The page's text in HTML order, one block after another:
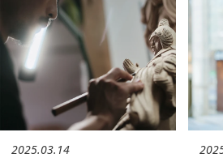
2025.03.14